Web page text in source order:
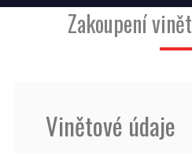
Zakoupení
Vinětové údaje